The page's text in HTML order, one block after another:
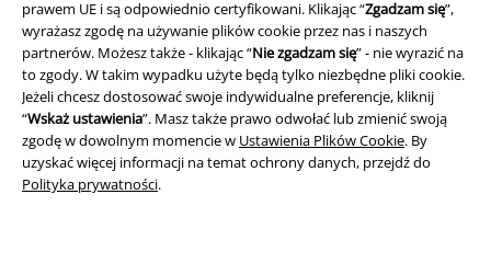
prawem UE i są odpowiednio certyfikowani. Klikając “Zgadzam się”,
wyrażasz zgodę na używanie plików cookie przez nas i naszych
partnerów. Możesz także - klikając “Nie zgadzam się” - nie wyrazić na
to zgody. W takim wypadku użyte będą tylko niezbędne pliki cookie.
Jeżeli chcesz dostosować swoje indywidualne preferencje, kliknij
“Wskaż ustawienia”. Masz także prawo odwołać lub zmienić swoją
zgodę w dowolnym momencie w Ustawienia Plików Cookie. By
uzyskać więcej informacji na temat ochrony danych, przejdź do
Polityka prywatności.
Informacje prawne